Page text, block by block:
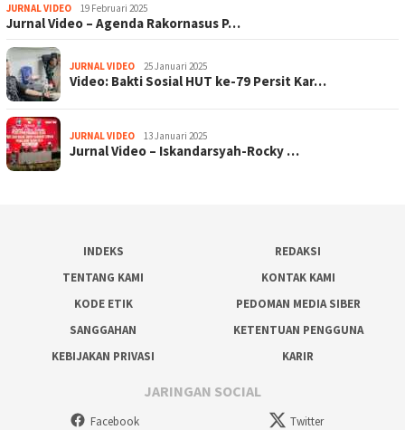
JURNAL VIDEO 19 Februari 2025
Jurnal Video – Agenda Rakornasus P…
JURNAL VIDEO 25 Januari 2025
Video: Bakti Sosial HUT ke-79 Persit Kar…
JURNAL VIDEO 13 Januari 2025
Jurnal Video – Iskandarsyah-Rocky …
INDEKS
REDAKSI
TENTANG KAMI
KONTAK KAMI
KODE ETIK
PEDOMAN MEDIA SIBER
SANGGAHAN
KETENTUAN PENGGUNA
KEBIJAKAN PRIVASI
KARIR
JARINGAN SOCIAL
Facebook
Twitter